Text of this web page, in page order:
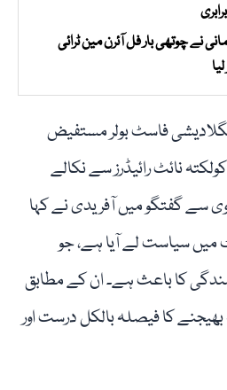
نے چوتھی بار فل آئرن مین ٹرائی
فاسٹ بولر مستفیض
نائٹ رائیڈرز سے نکالے
سے گفتگو میں آفریدی نے کہا
میں سیاست لے آیا ہے، جو
کا باعث ہے۔ ان کے مطابق
کا فیصلہ بالکل درست اور